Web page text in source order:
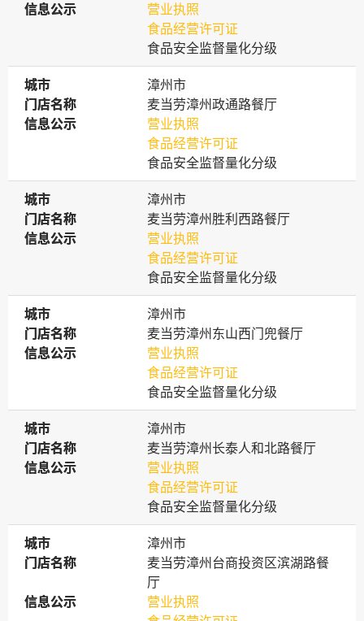
信息公示
信息公示
营业执照
食品经营许可证
食品安全监督量化分级
城市
城市
漳州市
门店名称
门店名称
麦当劳漳州政通路餐厅
信息公示
信息公示
营业执照
食品经营许可证
食品安全监督量化分级
城市
城市
漳州市
门店名称
门店名称
麦当劳漳州胜利西路餐厅
信息公示
信息公示
营业执照
食品经营许可证
食品安全监督量化分级
城市
城市
漳州市
门店名称
门店名称
麦当劳漳州东山西门兜餐厅
信息公示
信息公示
营业执照
食品经营许可证
食品安全监督量化分级
城市
城市
漳州市
门店名称
门店名称
麦当劳漳州长泰人和北路餐厅
信息公示
信息公示
营业执照
食品经营许可证
食品安全监督量化分级
城市
城市
漳州市
门店名称
门店名称
麦当劳漳州台商投资区滨湖路餐
厅
信息公示
信息公示
营业执照